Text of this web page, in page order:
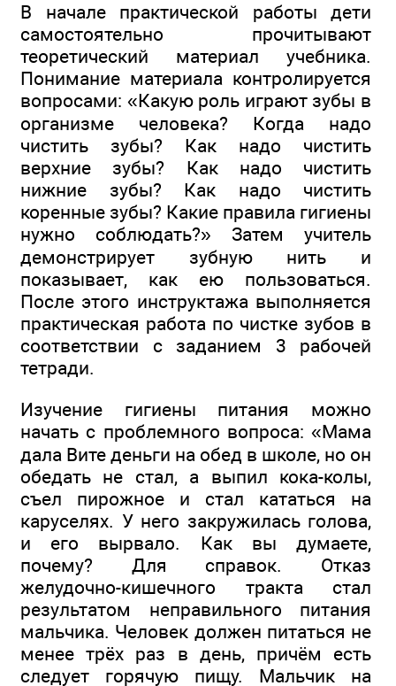
В начале практической работы дети
самостоятельно прочитывают
теоретический материал учебника.
Понимание материала контролируется
вопросами: «Какую роль играют зубы в
организме человека? Когда надо
чистить зубы? Как надо чистить
верхние зубы? Как надо чистить
нижние зубы? Как надо чистить
коренные зубы? Какие правила гигиены
нужно соблюдать?» Затем учитель
демонстрирует зубную нить и
показывает, как ею пользоваться.
После этого инструктажа выполняется
практическая работа по чистке зубов в
соответствии с заданием 3 рабочей
тетради.
Изучение гигиены питания можно
начать с проблемного вопроса: «Мама
дала Вите деньги на обед в школе, но он
обедать не стал, а выпил кока-колы,
съел пирожное и стал кататься на
каруселях. У него закружилась голова,
и его вырвало. Как вы думаете,
почему? Для справок. Отказ
желудочно-кишечного тракта стал
результатом неправильного питания
мальчика. Человек должен питаться не
менее трёх раз в день, причём есть
следует горячую пищу. Мальчик на